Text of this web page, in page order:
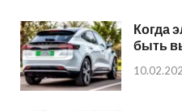
Когда
быть